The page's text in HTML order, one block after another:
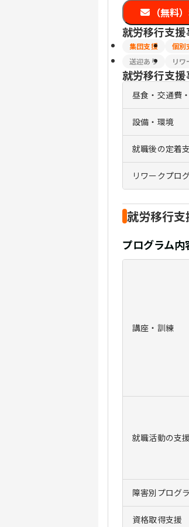
（無料
就労移行支
集団支援 個別
送迎あり
リワ
就労移行支
昼食・交通費
設備・環境
就職後の定着
リワークプロ
就労移行
プログラム内
講座・訓練
就職活動の支援
障害別 プログ
資格取得支援